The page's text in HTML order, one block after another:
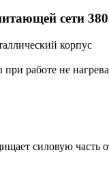
сети
корпус
работе не
силовую